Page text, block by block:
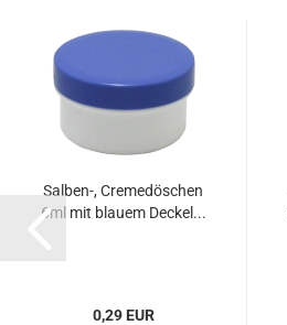
Salben-, Cremedöschen
6ml mit blauem Deckel...
0,29 EUR